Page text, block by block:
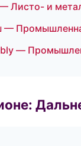
Листо- и
—